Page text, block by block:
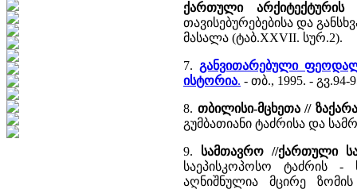
ქართული არქიტექტურის
თავისებურებებისა და
მასალა (ტაბ.XXVII. სურ.2).
7. განვითარებული
ისტორია. - თბ., 1995. -
8. თბილისი-მცხეთა //
გუმბათიანი ტაძრისა და
9. სამთავრო //ქართული
საეპისკოპოსო ტაძრის -
აღნიშნულია მცირე